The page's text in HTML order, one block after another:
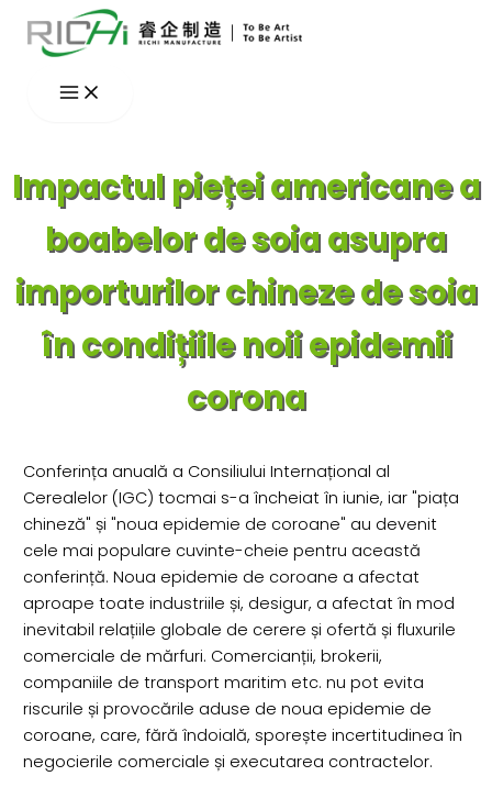
Skip
Impactul pieței americane a
boabelor de soia asupra
importurilor chineze de soia
în condițiile noii epidemii
corona
Conferința anuală a Consiliului Internațional al
Cerealelor (IGC) tocmai s-a încheiat în iunie, iar "piața
chineză" și "noua epidemie de coroane" au devenit
cele mai populare cuvinte-cheie pentru această
conferință. Noua epidemie de coroane a afectat
aproape toate industriile și, desigur, a afectat în mod
inevitabil relațiile globale de cerere și ofertă și fluxurile
comerciale de mărfuri. Comercianții, brokerii,
companiile de transport maritim etc. nu pot evita
riscurile și provocările aduse de noua epidemie de
coroane, care, fără îndoială, sporește incertitudinea în
negocierile comerciale și executarea contractelor.